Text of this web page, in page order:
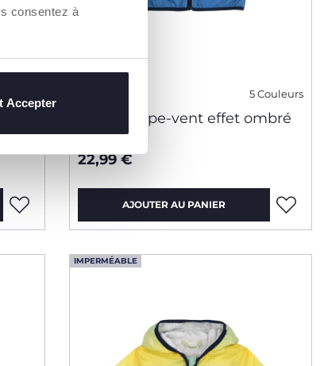
consentez à
Accepter
5 Couleurs
Veste coupe-vent effet ombré
22,99 €
AJOUTER AU PANIER
IMPERMÉABLE